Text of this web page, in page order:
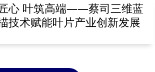
心 叶筑高端——蔡司三维蓝
技术赋能叶片产业创新发展